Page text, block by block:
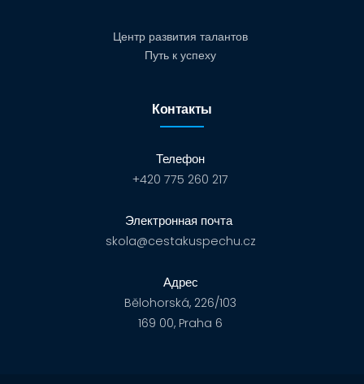
Центр развития талантов
Путь к успеху
Контакты
Телефон
+420 775 260 217
Электронная почта
skola@cestakuspechu.cz
Адрес
Bělohorská, 226/103
169 00, Praha 6